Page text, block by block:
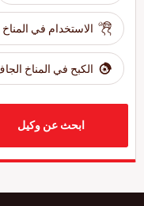
الاستخدام في
الكبح في المناخ
ابحث عن وكيل